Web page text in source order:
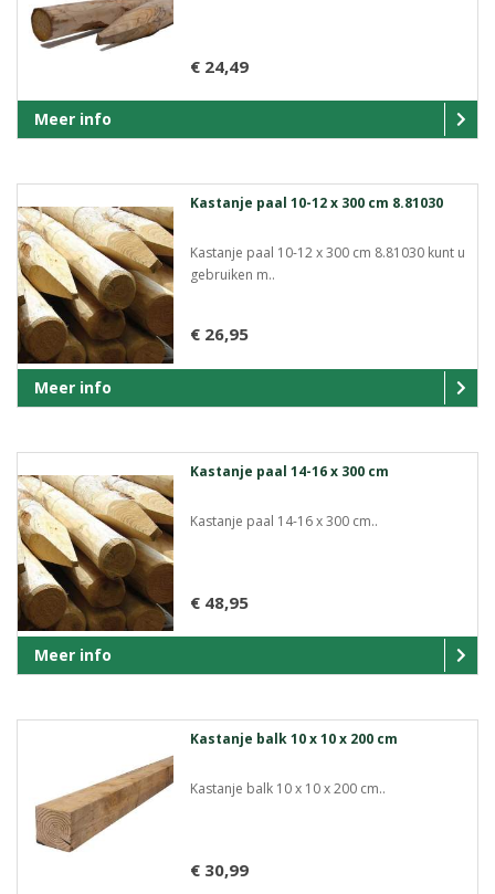
€ 24,49
Meer info
Kastanje paal 10-12 x 300 cm 8.81030
Kastanje paal 10-12 x 300 cm 8.81030 kunt u
gebruiken m..
€ 26,95
Meer info
Kastanje paal 14-16 x 300 cm
Kastanje paal 14-16 x 300 cm..
€ 48,95
Meer info
Kastanje balk 10 x 10 x 200 cm
Kastanje balk 10 x 10 x 200 cm..
€ 30,99